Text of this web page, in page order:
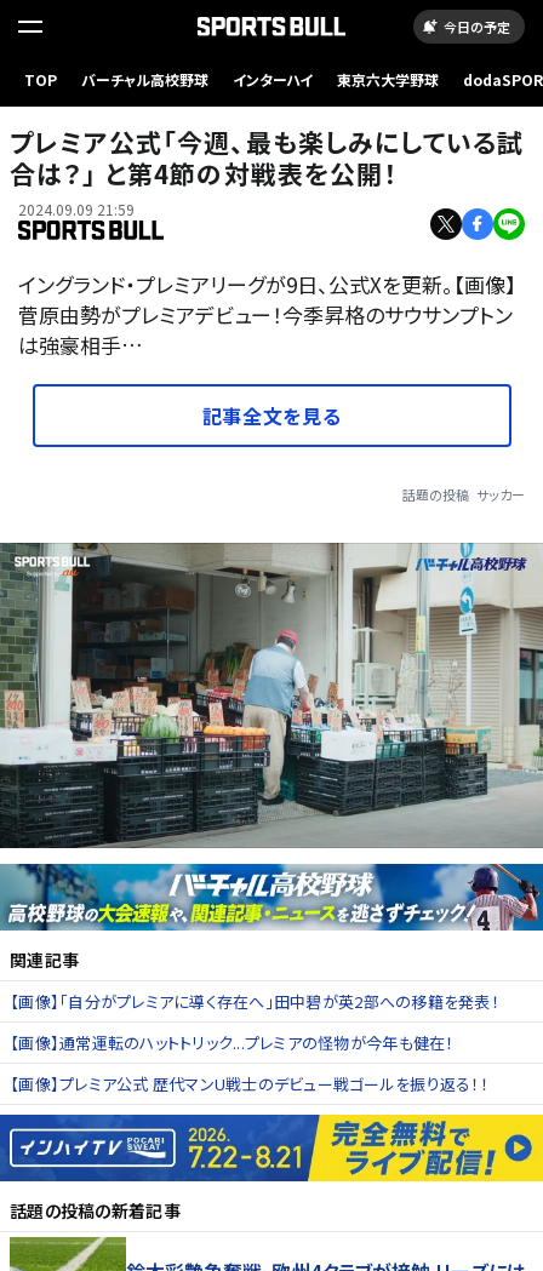
今日の予定
TOP バーチャル高校野球 インターハイ 東京六大学野球
プレミア公式「今週、最も楽しみにしている試
合は？」 と第4節の対戦表を公開！
2024.09.09 21:59
イングランド・プレミアリーグが9日、公式Xを更新。【画像】
菅原由勢がプレミアデビュー！今季昇格のサウサンプトン
は強豪相手…
記事全文を見る
話題の投稿 サッカー
関連記事
【画像】「自分がプレミアに導く存在へ」田中碧が英2部への移籍を発表！
【画像】通常運転のハットトリック...プレミアの怪物が今年も健在！
【画像】プレミア公式 歴代マンU戦士のデビュー戦ゴールを振り返る！！
話題の投稿の新着記事